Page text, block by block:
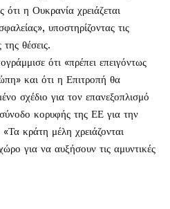
η Ουκρανία χρειάζεται
υποστηρίζοντας τις
θέσεις.
ότι «πρέπει επειγόντως
και ότι η Επιτροπή θα
σχέδιο για τον επανεξοπλισμό
κορυφής της ΕΕ για την
κράτη μέλη χρειάζονται
για να αυξήσουν τις αμυντικές